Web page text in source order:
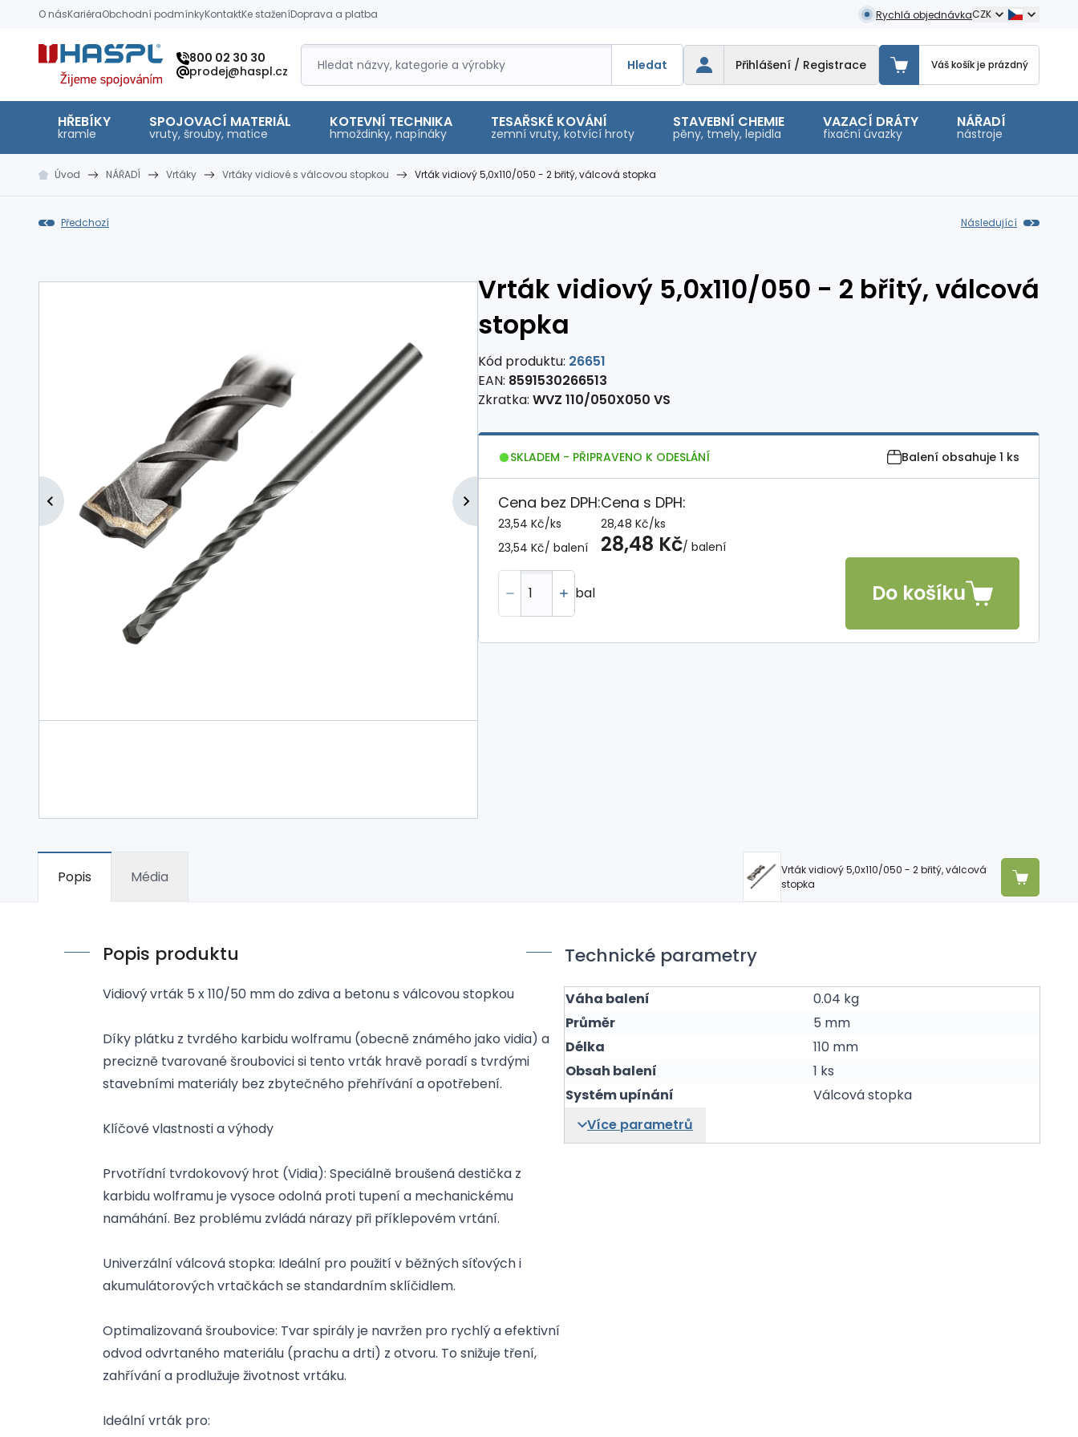
O násKariéraObchodní podmínkyKontaktKe staženíDoprava a platba Rychlá objednávkaCZK
Hašpl
800 02 30 30
prodej@haspl.cz
Hledat Přihlášení / Registrace Váš košík je prázdný
HŘEBÍKY
kramle
SPOJOVACÍ MATERIÁL
vruty, šrouby, matice
KOTEVNÍ TECHNIKA
hmoždinky, napínáky
TESAŘSKÉ KOVÁNÍ
zemní vruty, kotvící hroty
STAVEBNÍ CHEMIE
pěny, tmely, lepidla
VAZACÍ DRÁTY
fixační úvazky
NÁŘADÍ
nástroje
Úvod NÁŘADÍ Vrtáky Vrtáky vidiové s válcovou stopkou Vrták vidiový 5,0x110/050 - 2 břitý, válcová stopka
Předchozí Následující
Vrták vidiový 5,0x110/050 - 2 břitý, válcová
stopka
Kód produktu: 26651
EAN: 8591530266513
Zkratka: WVZ 110/050X050 VS
SKLADEM - PŘIPRAVENO K ODESLÁNÍ Balení obsahuje 1 ks
Cena bez DPH:
23,54 Kč/ks
23,54 Kč/ balení
Cena s DPH:
28,48 Kč/ks
28,48 Kč/ balení
bal Do košíku
Popis Média
Vrták vidiový 5,0x110/050 - 2 břitý, válcová
stopka
Popis produktu
Vidiový vrták 5 x 110/50 mm do zdiva a betonu s válcovou stopkou
Díky plátku z tvrdého karbidu wolframu (obecně známého jako vidia) a
precizně tvarované šroubovici si tento vrták hravě poradí s tvrdými
stavebními materiály bez zbytečného přehřívání a opotřebení.
Klíčové vlastnosti a výhody
Prvotřídní tvrdokovový hrot (Vidia): Speciálně broušená destička z
karbidu wolframu je vysoce odolná proti tupení a mechanickému
namáhání. Bez problému zvládá nárazy při příklepovém vrtání.
Univerzální válcová stopka: Ideální pro použití v běžných síťových i
akumulátorových vrtačkách se standardním sklíčidlem.
Optimalizovaná šroubovice: Tvar spirály je navržen pro rychlý a efektivní
odvod odvrtaného materiálu (prachu a drti) z otvoru. To snižuje tření,
zahřívání a prodlužuje životnost vrtáku.
Ideální vrták pro:
Technické parametry
Váha balení
0.04 kg
Průměr
5 mm
Délka
110 mm
Obsah balení
1 ks
Systém upínání
Válcová stopka
Více parametrů